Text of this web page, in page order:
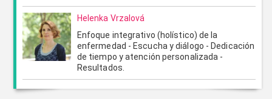
Helenka Vrzalová
Enfoque integrativo (holístico) de la
enfermedad - Escucha y diálogo - Dedicación
de tiempo y atención personalizada -
Resultados.